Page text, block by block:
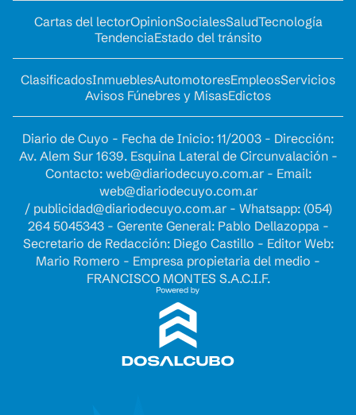
Cartas del lectorOpinionSocialesSaludTecnología
TendenciaEstado del tránsito
ClasificadosInmueblesAutomotoresEmpleosServicios
Avisos Fúnebres y MisasEdictos
Diario de Cuyo - Fecha de Inicio: 11/2003 - Dirección:
Av. Alem Sur 1639. Esquina Lateral de Circunvalación -
Contacto: web@diariodecuyo.com.ar- Email:
web@diariodecuyo.com.ar
/ publicidad@diariodecuyo.com.ar- Whatsapp: (054)
264 5045343 - Gerente General: Pablo Dellazoppa -
Secretario de Redacción: Diego Castillo - Editor Web:
Mario Romero - Empresa propietaria del medio -
FRANCISCO MONTES S.A.C.I.F.